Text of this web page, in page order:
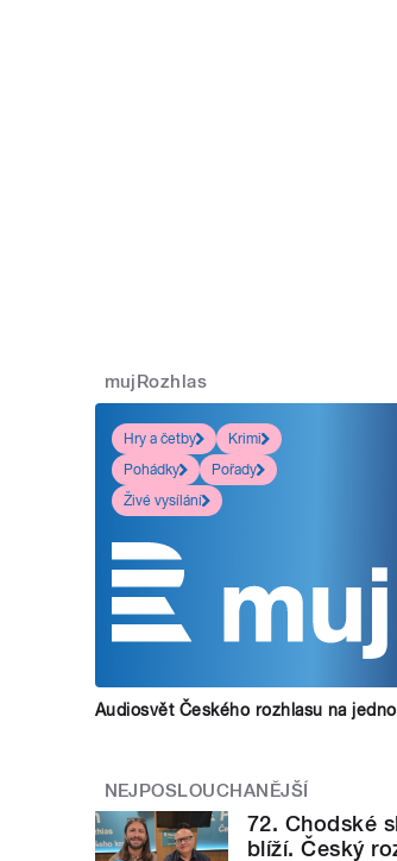
mujRozhlas
Hry a četby
Krimi
Pohádky
Pořady
Živé vysílání
Audiosvět Českého rozhlasu na
NEJPOSLOUCHANĚJŠÍ
72. Chodské
blíží. Český